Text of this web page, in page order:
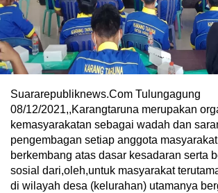
Suararepubliknews.Com Tulungagung
08/12/2021,,Karangtaruna merupakan
kemasyarakatan sebagai wadah dan
pengembagan setiap anggota
berkembang atas dasar kesadaran serta
sosial dari,oleh,untuk masyarakat
di wilayah desa (kelurahan) utamanya